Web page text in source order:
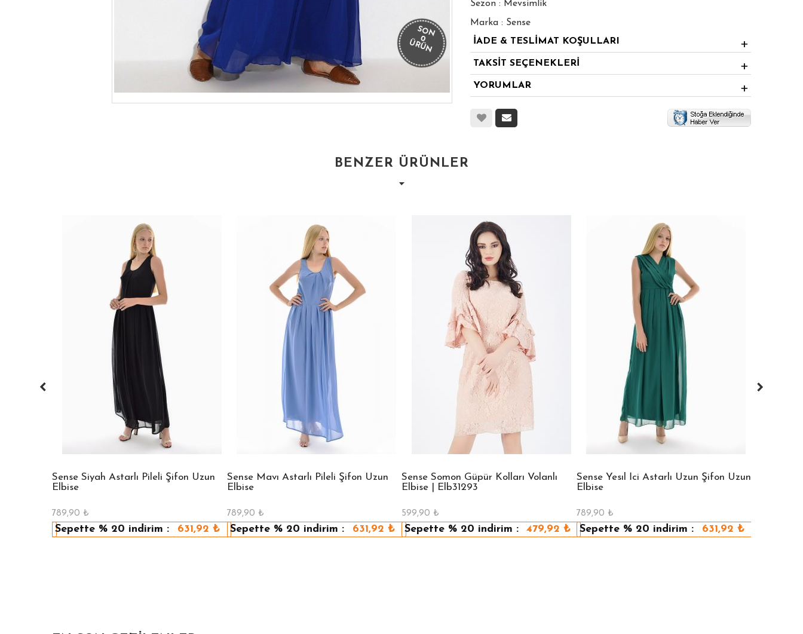
SON
0
ÜRÜN
Sezon : Mevsimlik
Marka : Sense
İADE & TESLİMAT KOŞULLARI
TAKSİT SEÇENEKLERİ
YORUMLAR
BENZER ÜRÜNLER
Sense Siyah Astarlı Pileli Şifon Uzun
Elbise
789,90 ₺
Sepette % 20 indirim : 631,92 ₺
Sense Mavı Astarlı Pileli Şifon Uzun
Elbise
789,90 ₺
Sepette % 20 indirim : 631,92 ₺
Sense Somon Güpür Kolları Volanlı
Elbise | Elb31293
599,90 ₺
Sepette % 20 indirim : 479,92 ₺
Sense Yesıl İci Astarlı Uzun Şifon Uzun
Elbise
789,90 ₺
Sepette % 20 indirim : 631,92 ₺